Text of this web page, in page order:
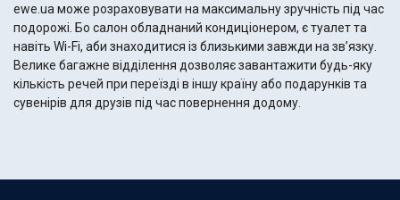
ewe.ua може розраховувати на максимальну зручність під час
подорожі. Бо салон обладнаний кондиціонером, є туалет та
навіть Wi-Fi, аби знаходитися із близькими завжди на зв’язку.
Велике багажне відділення дозволяє завантажити будь-яку
кількість речей при переїзді в іншу країну або подарунків та
сувенірів для друзів під час повернення додому.